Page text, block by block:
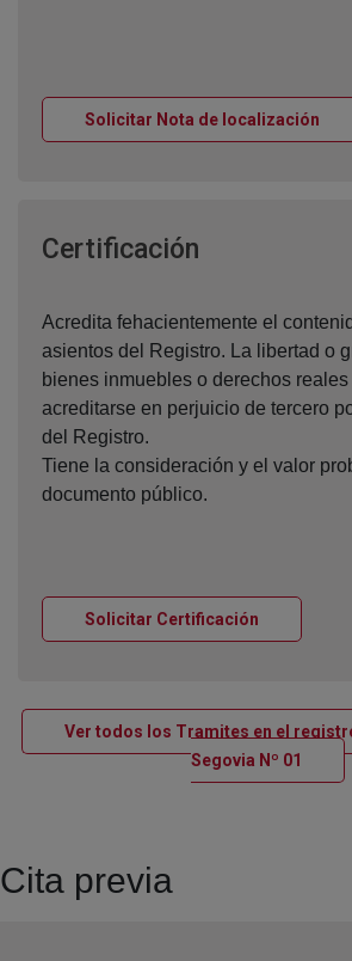
Solicitar Nota de localización
Certificación
Acredita fehacientemente el
asientos del Registro. La libertad o
bienes inmuebles o derechos
acreditarse en perjuicio de tercero
del Registro.
Tiene la consideración y el valor
documento público.
Solicitar Certificación
Ver todos los Tramites en el
Segovia Nº 01
Cita previa